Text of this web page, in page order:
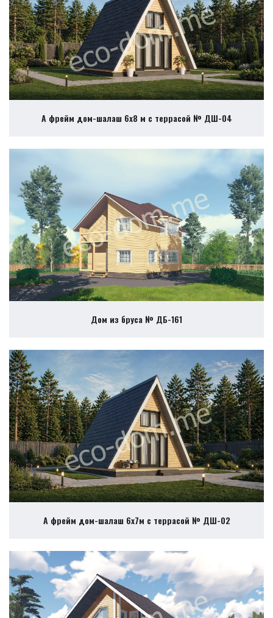
А фрейм дом-шалаш 6х8 м с террасой № ДШ-04
Дом из бруса № ДБ-161
А фрейм дом-шалаш 6х7м с террасой № ДШ-02